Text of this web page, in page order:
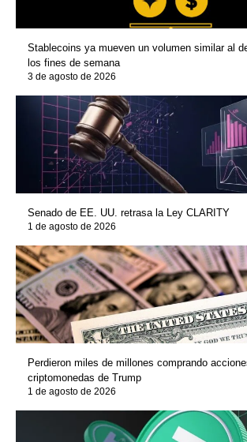
Stablecoins ya mueven un volumen similar al
los fines de semana
3 de agosto de 2026
Senado de EE. UU. retrasa la Ley CLARITY
1 de agosto de 2026
Perdieron miles de millones comprando
criptomonedas de Trump
1 de agosto de 2026